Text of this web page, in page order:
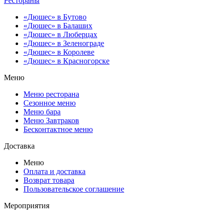
«Дюшес» в Бутово
«Дюшес» в Балаших
«Дюшес» в Люберцах
«Дюшес» в Зеленограде
«Дюшес» в Королеве
«Дюшес» в Красногорске
Меню
Меню ресторана
Сезонное меню
Меню бара
Меню Завтраков
Бесконтактное меню
Доставка
Меню
Оплата и доставка
Возврат товара
Пользовательское соглашение
Мероприятия